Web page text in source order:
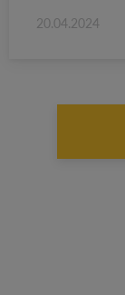
20.04.2024